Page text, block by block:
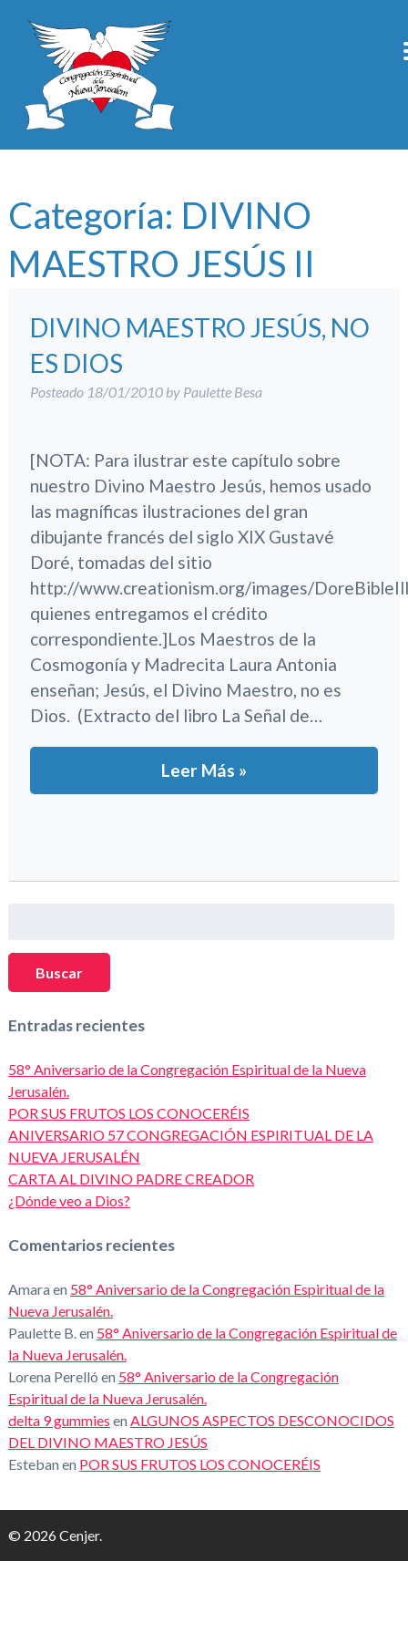
Categoría: DIVINO
MAESTRO JESÚS II
DIVINO MAESTRO JESÚS, NO
ES DIOS
Posteado 18/01/2010 by Paulette Besa
[NOTA: Para ilustrar este capítulo sobre
nuestro Divino Maestro Jesús, hemos usado
las magníficas ilustraciones del gran
dibujante francés del siglo XIX Gustavé
Doré, tomadas del sitio
http://www.creationism.org/images/
quienes entregamos el crédito
correspondiente.]Los Maestros de la
Cosmogonía y Madrecita Laura Antonia
enseñan; Jesús, el Divino Maestro, no es
Dios. (Extracto del libro La Señal de…
Leer Más »
Buscar
Entradas recientes
58° Aniversario de la Congregación Espiritual de la Nueva
Jerusalén.
POR SUS FRUTOS LOS CONOCERÉIS
ANIVERSARIO 57 CONGREGACIÓN ESPIRITUAL DE LA
NUEVA JERUSALÉN
CARTA AL DIVINO PADRE CREADOR
¿Dónde veo a Dios?
Comentarios recientes
Amara en 58° Aniversario de la Congregación Espiritual de la
Nueva Jerusalén.
Paulette B.en 58° Aniversario de la Congregación Espiritual de
la Nueva Jerusalén.
Lorena Perelló en 58° Aniversario de la Congregación
Espiritual de la Nueva Jerusalén.
delta 9 gummies en ALGUNOS ASPECTOS DESCONOCIDOS
DEL DIVINO MAESTRO JESÚS
Esteban en POR SUS FRUTOS LOS CONOCERÉIS
© 2026 Cenjer.